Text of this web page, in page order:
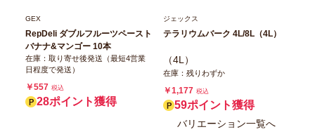
GEX
RepDeli ダブルフルーツペースト
バナナ&マンゴー 10本
在庫：取り寄せ後発送（最短4営業
日程度で発送）
￥557 税込
28ポイント獲得
ジェックス
テラリウムバーク 4L/8L（4L）
（4L）
在庫：残りわずか
￥1,177 税込
59ポイント獲得
バリエーション一覧へ